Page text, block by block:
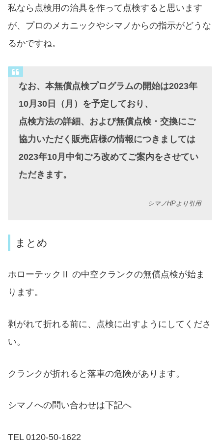
私なら点検用の治具を作って点検すると思います
が、プロのメカニックやシマノからの指示がどうな
るかですね。
なお、本無償点検プログラムの開始は2023年
10月30日（月）を予定しており、
点検方法の詳細、および無償点検・交換にご
協力いただく販売店様の情報につきましては
2023年10月中旬ごろ改めてご案内をさせてい
ただきます。
シマノHPより引用
まとめ
ホローテックⅡ の中空クランクの無償点検が始ま
ります。
剥がれて折れる前に、点検に出すようにしてくださ
い。
クランクが折れると落車の危険があります。
シマノへの問い合わせは下記へ
TEL 0120-50-1622